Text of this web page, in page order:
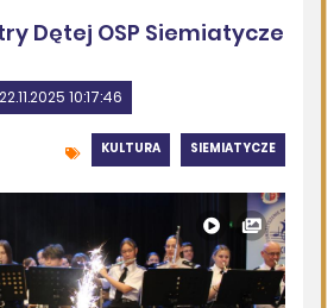
Szósty dzień Pieszej
na Jasną Górę
tłumy. Poznaj program nabożeństw